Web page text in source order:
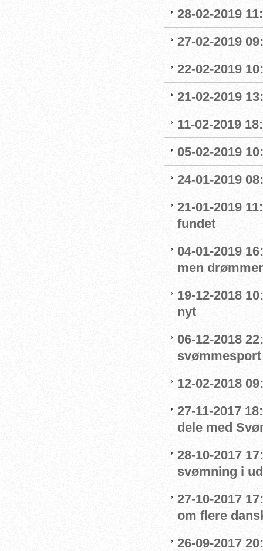
28-02-2019
27-02-2019
22-02-2019
21-02-2019
11-02-2019
05-02-2019
24-01-2019
21-01-2019
fundet
04-01-2019
men
19-12-2018
nyt
06-12-2018
svømmesport
12-02-2018
27-11-2017
dele med
28-10-2017
svømning i
27-10-2017
om flere
26-09-2017